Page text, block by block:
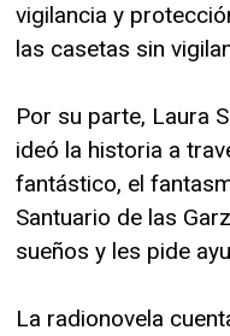
vigilancia y
las casetas sin
Por su parte, Laura
ideó la historia a
fantástico, el
Santuario de las
sueños y les pide
La radionovela